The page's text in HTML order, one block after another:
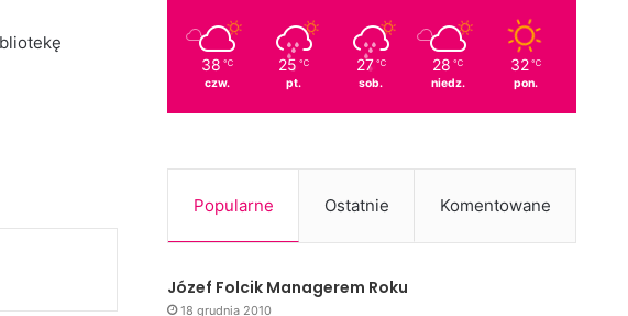
38 ℃
czw.
25 ℃
pt.
27 ℃
sob.
28 ℃
niedz.
32 ℃
pon.
Popularne Ostatnie Komentowane
Józef Folcik Managerem Roku
18 grudnia 2010